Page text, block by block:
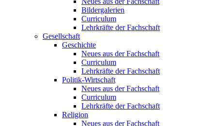
Bildergalerien
Curriculum
Lehrkräfte der Fachschaft
Gesellschaft
Geschichte
Neues aus der Fachschaft
Curriculum
Lehrkräfte der Fachschaft
Politik-Wirtschaft
Neues aus der Fachschaft
Curriculum
Lehrkräfte der Fachschaft
Religion
Neues aus der Fachschaft